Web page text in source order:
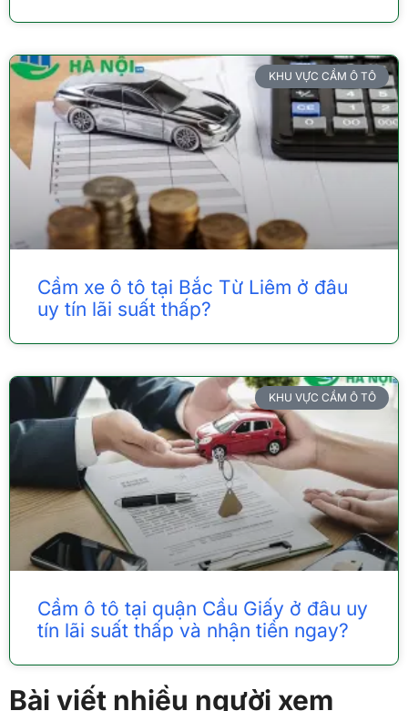
KHU VỰC CẦM Ô TÔ
Cầm xe ô tô tại Bắc Từ Liêm ở đâu
uy tín lãi suất thấp?
KHU VỰC CẦM Ô TÔ
Cầm ô tô tại quận Cầu Giấy ở đâu uy
tín lãi suất thấp và nhận tiền ngay?
Bài viết nhiều người xem